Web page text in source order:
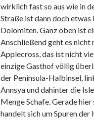
wirklich fast so aus wie in
Straße ist dann doch
Dolomiten. Ganz oben ist
Anschließend geht es
Applecross, das ist nicht
einzige Gasthof völlig
der Peninsula-Halbinsel,
Annsya und dahinter die
Menge Schafe. Gerade
handelt sich um Spuren